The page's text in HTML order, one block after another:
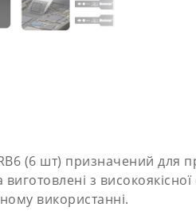
(6 шт) призначений для
з високоякісної
використанні.